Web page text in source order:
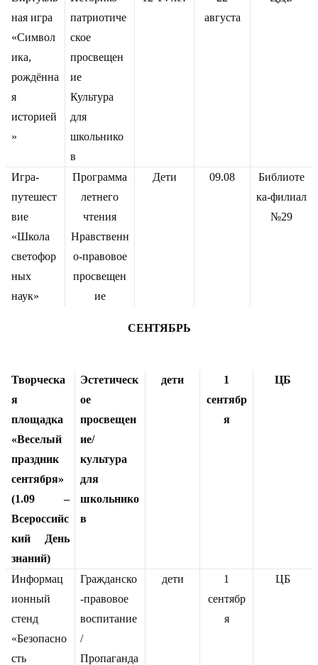
ная игра
«Символ
ика,
рождённа
я
историей
»
патриотиче
ское
просвещен
ие
Культура
для
школьнико
в
августа
Игра-
путешест
вие
«Школа
светофор
ных
наук»
Программа
летнего
чтения
Нравственн
о-правовое
просвещен
ие
Дети 09.08
Библиоте
ка-филиал
№29
СЕНТЯБРЬ
Творческа
я
площадка
«Веселый
праздник
сентября»
(1.09 –
Всероссийс
кий День
знаний)
Эстетическ
ое
просвещен
ие/
культура
для
школьнико
в
дети
1
сентябр
я
ЦБ
Информац
ионный
стенд
«Безопасно
сть
Гражданско
-правовое
воспитание
/
Пропаганда
дети
1
сентябр
я
ЦБ